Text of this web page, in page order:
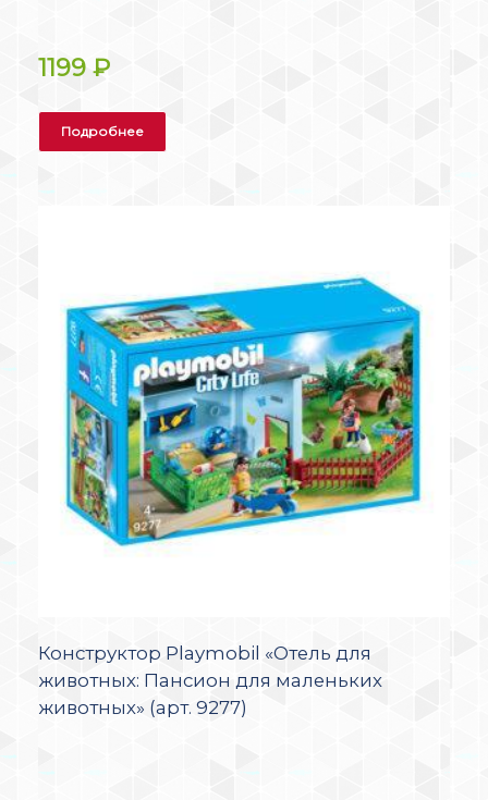
1199 ₽
Подробнее
Конструктор Playmobil «Отель для
животных: Пансион для маленьких
животных» (арт. 9277)